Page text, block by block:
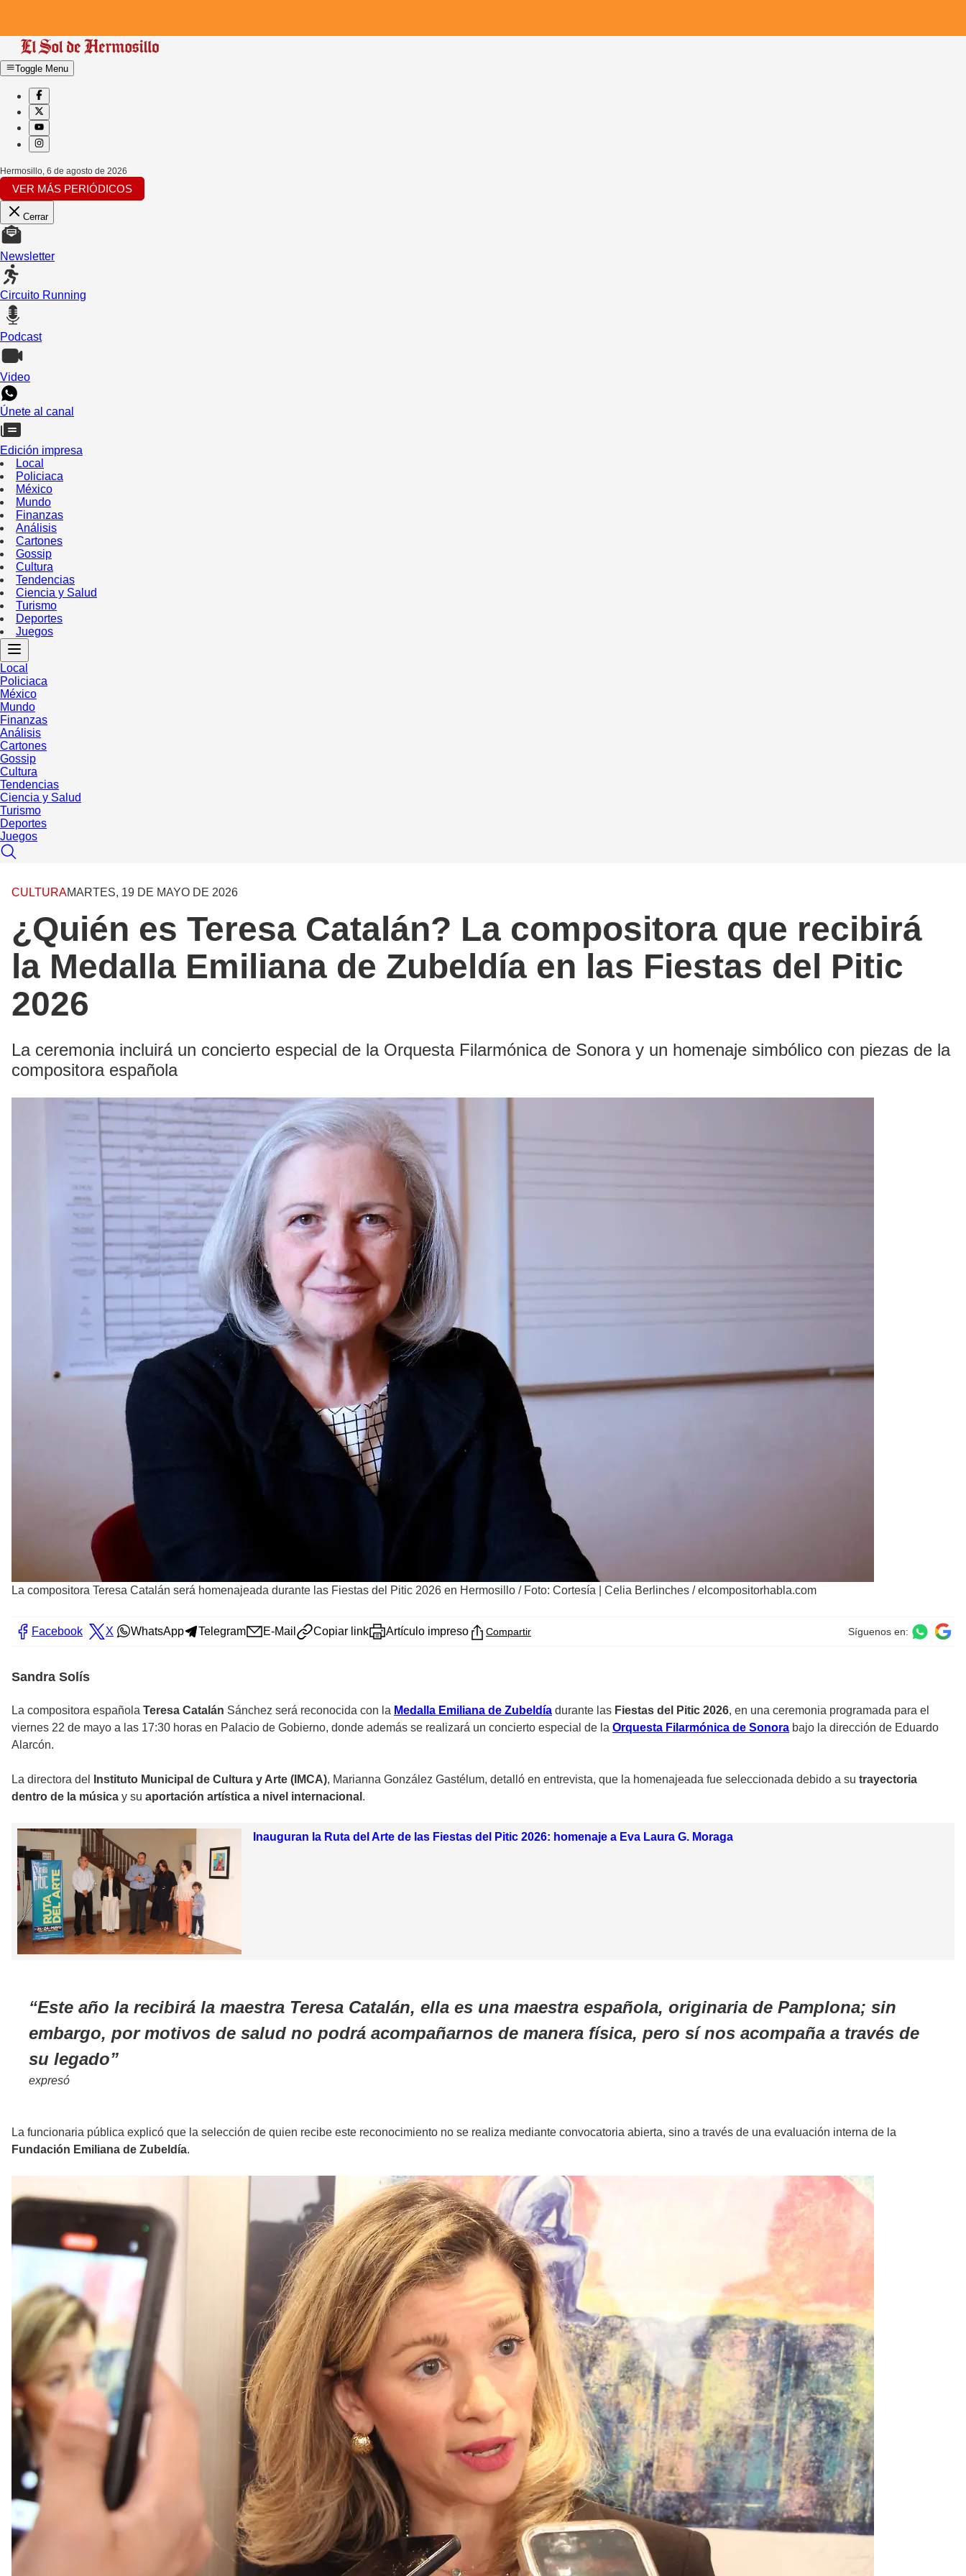
Toggle Menu
Hermosillo 6 de agosto de 2026
VER MÁS PERIÓDICOS
Cerrar
Newsletter
Circuito Running
Podcast
Video
Únete al canal
Edición impresa
Local
Policiaca
México
Mundo
Finanzas
Análisis
Cartones
Gossip
Cultura
Tendencias
Ciencia y Salud
Turismo
Deportes
Juegos
Local
Policiaca
México
Mundo
Finanzas
Análisis
Cartones
Gossip
Cultura
Tendencias
Ciencia y Salud
Turismo
Deportes
Juegos
CULTURAMARTES, 19 DE MAYO DE 2026
¿Quién es Teresa Catalán? La compositora que recibirá
la Medalla Emiliana de Zubeldía en las Fiestas del Pitic
2026
La ceremonia incluirá un concierto especial de la Orquesta Filarmónica de Sonora y un homenaje simbólico con piezas de la
compositora española
La compositora Teresa Catalán será homenajeada durante las Fiestas del Pitic 2026 en Hermosillo / Foto: Cortesía | Celia Berlinches / elcompositorhabla.com
Facebook X WhatsApp Telegram E-Mail Copiar link Artículo impreso Compartir Síguenos en:
Sandra Solís
La compositora española Teresa Catalán Sánchez será reconocida con la Medalla Emiliana de Zubeldía durante las Fiestas del Pitic 2026, en una ceremonia programada para el
viernes 22 de mayo a las 17:30 horas en Palacio de Gobierno, donde además se realizará un concierto especial de la Orquesta Filarmónica de Sonora bajo la dirección de Eduardo
Alarcón.
La directora del Instituto Municipal de Cultura y Arte (IMCA), Marianna González Gastélum, detalló en entrevista, que la homenajeada fue seleccionada debido a su trayectoria
dentro de la música y su aportación artística a nivel internacional .
Inauguran la Ruta del Arte de las Fiestas del Pitic 2026: homenaje a Eva Laura G. Moraga
Este año la recibirá la maestra Teresa Catalán, ella es una maestra española, originaria de Pamplona; sin
embargo, por motivos de salud no podrá acompañarnos de manera física, pero sí nos acompaña a través de
su legado
expresó
La funcionaria pública explicó que la selección de quien recibe este reconocimiento no se realiza mediante convocatoria abierta, sino a través de una evaluación interna de la
Fundación Emiliana de Zubeldía.